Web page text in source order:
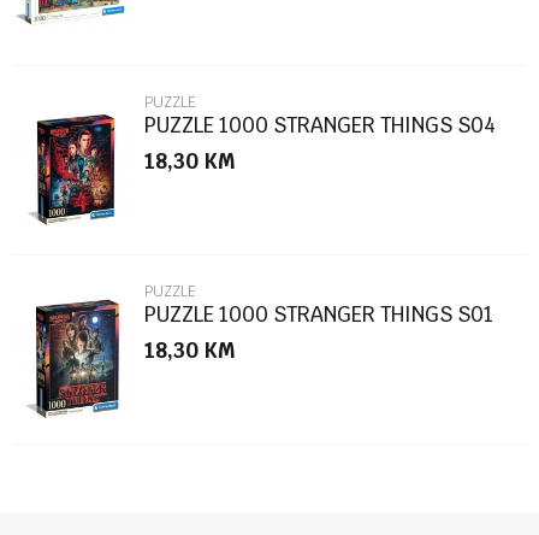
POŠALJI
PUZZLE
PUZZLE 1000 STRANGER THINGS S04
18,30 KM
PUZZLE
PUZZLE 1000 STRANGER THINGS S01
18,30 KM